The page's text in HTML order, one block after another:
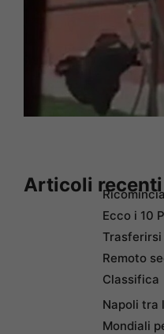
Articoli recenti
Ecco i 10
Trasferirsi
Remoto
Classifica
Napoli tra
Mondiali